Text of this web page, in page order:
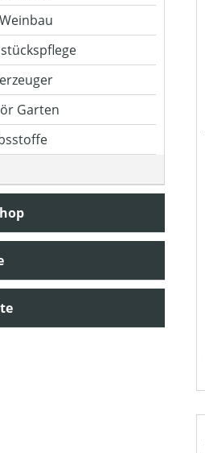
(IN PS)
(IN UMDREHUNGEN/MIN)
(IN KW)
(HERSTELLERBEZEICHNUNG)
Garten